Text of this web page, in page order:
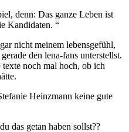
denn: Das ganze Leben ist
Kandidaten. “
nicht meinem lebensgefühl,
den lena-fans unterstellst.
noch mal hoch, ob ich
Heinzmann keine gute
das getan haben sollst??